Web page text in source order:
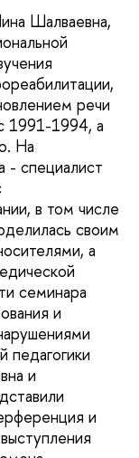
Шалваевна,
речи
1991-1994, а
На
- специалист
в том числе
своим
а
семинара
и
педагогики
и
и